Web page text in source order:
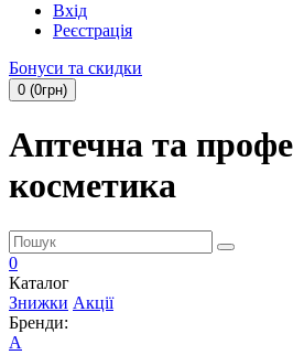
Вхід
Реєстрація
Бонуси та скидки
0 (0грн)
Аптечна та
косметика
0
Каталог
Знижки Акції
Бренди:
A